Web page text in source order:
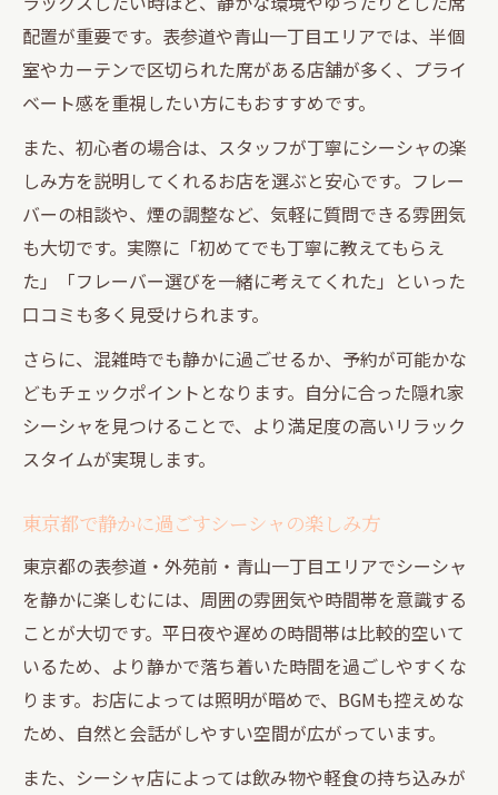
配置が重要です。表参道や青山一丁目エリアでは、半個
室やカーテンで区切られた席がある店舗が多く、プライ
ベート感を重視したい方にもおすすめです。
また、初心者の場合は、スタッフが丁寧にシーシャの楽
しみ方を説明してくれるお店を選ぶと安心です。フレー
バーの相談や、煙の調整など、気軽に質問できる雰囲気
も大切です。実際に「初めてでも丁寧に教えてもらえ
た」「フレーバー選びを一緒に考えてくれた」といった
口コミも多く見受けられます。
さらに、混雑時でも静かに過ごせるか、予約が可能かな
どもチェックポイントとなります。自分に合った隠れ家
シーシャを見つけることで、より満足度の高いリラック
スタイムが実現します。
東京都で静かに過ごすシーシャの楽しみ方
東京都の表参道・外苑前・青山一丁目エリアでシーシャ
を静かに楽しむには、周囲の雰囲気や時間帯を意識する
ことが大切です。平日夜や遅めの時間帯は比較的空いて
いるため、より静かで落ち着いた時間を過ごしやすくな
ります。お店によっては照明が暗めで、BGMも控えめな
ため、自然と会話がしやすい空間が広がっています。
また、シーシャ店によっては飲み物や軽食の持ち込みが